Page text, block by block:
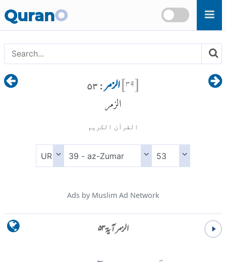
Skip to main content
QuranO
[۳۹]الزمر : ۵۳
الزمر
القرآن الكريم
Ads by Muslim Ad Network
الزمر آية ۵۳